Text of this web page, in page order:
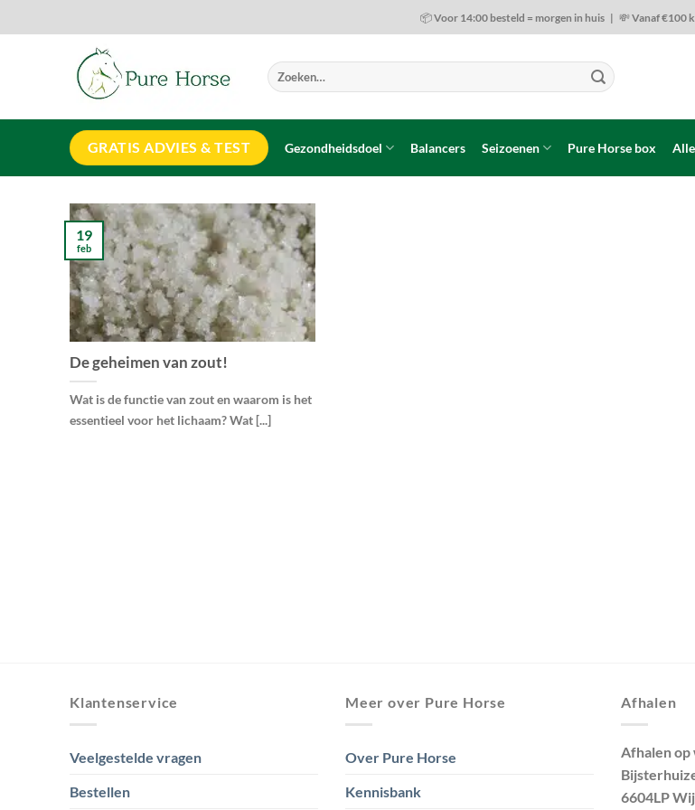
naar
📦 Voor 14:00 besteld = morgen in huis | 💸 Vanaf €100
Zoeken
naar:
GRATIS ADVIES & TEST Gezondheidsdoel Balancers Seizoenen Pure Horse box
De geheimen van zout!
Wat is de functie van zout en waarom is het
essentieel voor het lichaam? Wat [...]
19
feb
Klantenservice
Veelgestelde vragen
Bestellen
Meer over Pure Horse
Over Pure Horse
Kennisbank
Afhalen
Afhalen op
6604LP